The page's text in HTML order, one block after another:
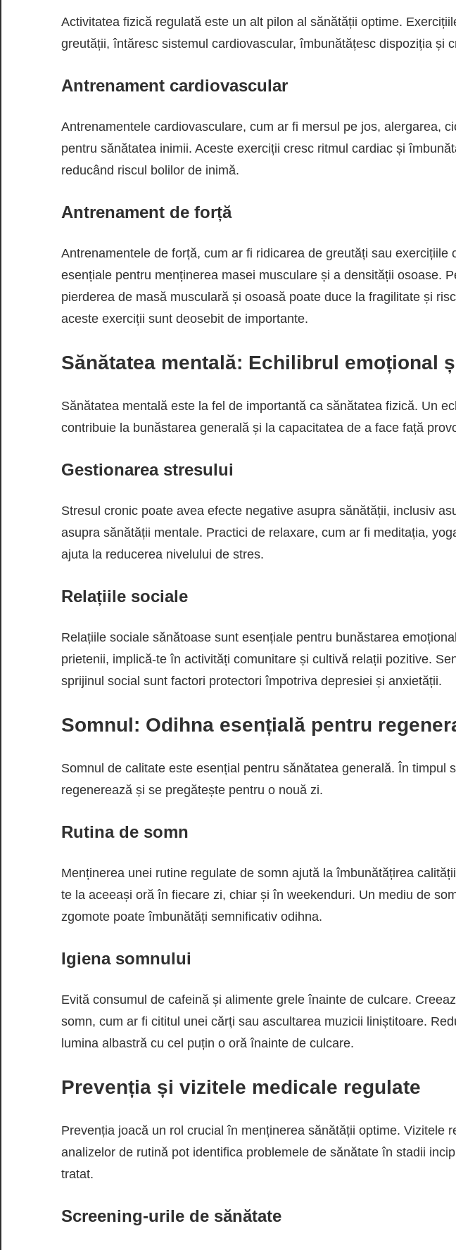
Activitatea fizică regulată este un alt pilon al sănătății optime.
greutății, întăresc sistemul cardiovascular, îmbunătățesc dispoziția și
Antrenament cardiovascular
Antrenamentele cardiovasculare, cum ar fi mersul pe jos, alergarea,
pentru sănătatea inimii. Aceste exerciții cresc ritmul cardiac și
reducând riscul bolilor de inimă.
Antrenament de forță
Antrenamentele de forță, cum ar fi ridicarea de greutăți sau exercițiile
esențiale pentru menținerea masei musculare și a densității osoase.
pierderea de masă musculară și osoasă poate duce la fragilitate și
aceste exerciții sunt deosebit de importante.
Sănătatea mentală: Echilibrul emoțional
Sănătatea mentală este la fel de importantă ca sănătatea fizică. Un
contribuie la bunăstarea generală și la capacitatea de a face față
Gestionarea stresului
Stresul cronic poate avea efecte negative asupra sănătății, inclusiv
asupra sănătății mentale. Practici de relaxare, cum ar fi meditația,
ajuta la reducerea nivelului de stres.
Relațiile sociale
Relațiile sociale sănătoase sunt esențiale pentru bunăstarea
prietenii, implică-te în activități comunitare și cultivă relații pozitive.
sprijinul social sunt factori protectori împotriva depresiei și anxietății.
Somnul: Odihna esențială pentru
Somnul de calitate este esențial pentru sănătatea generală. În timpul
regenerează și se pregătește pentru o nouă zi.
Rutina de somn
Menținerea unei rutine regulate de somn ajută la îmbunătățirea
te la aceeași oră în fiecare zi, chiar și în weekenduri. Un mediu de
zgomote poate îmbunătăți semnificativ odihna.
Igiena somnului
Evită consumul de cafeină și alimente grele înainte de culcare.
somn, cum ar fi cititul unei cărți sau ascultarea muzicii liniștitoare.
lumina albastră cu cel puțin o oră înainte de culcare.
Prevenția și vizitele medicale regulate
Prevenția joacă un rol crucial în menținerea sănătății optime. Vizitele
analizelor de rutină pot identifica problemele de sănătate în stadii
tratat.
Screening-urile de sănătate